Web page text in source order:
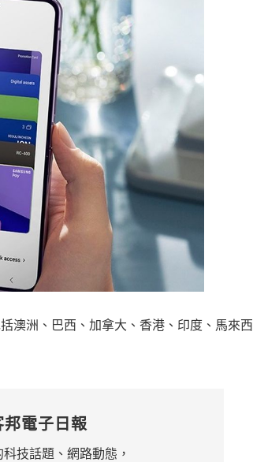
澳洲、巴西、 加拿大、香港、印度、馬來西
邦電子日報
技話題、網路動態，